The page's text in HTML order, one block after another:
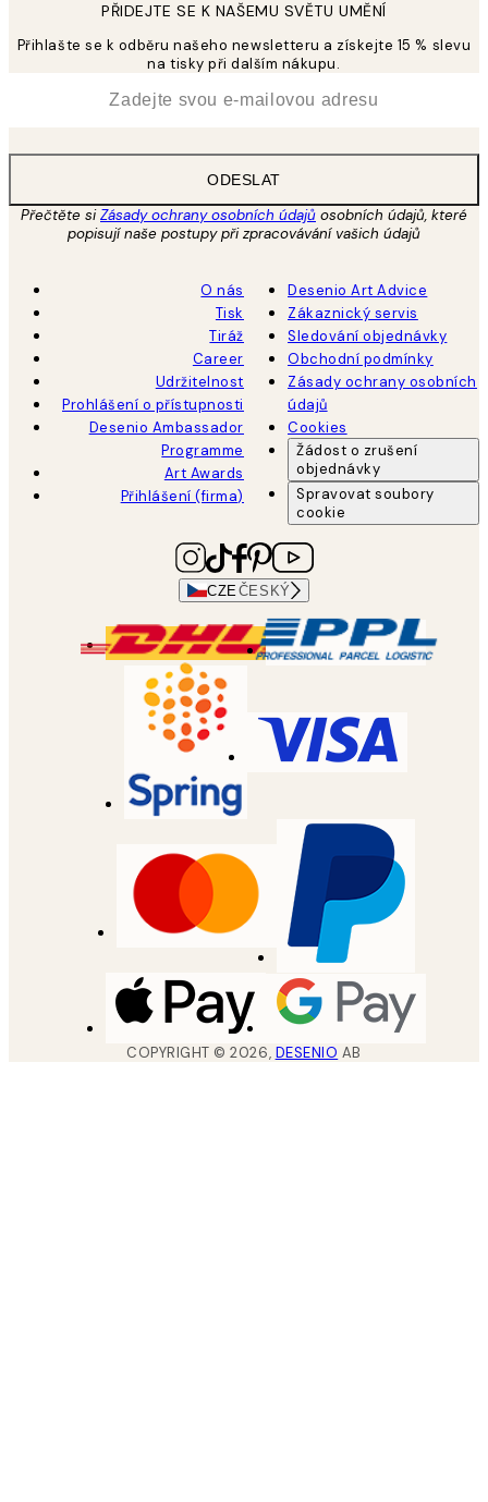
PŘIDEJTE SE K NAŠEMU SVĚTU UMĚNÍ
Přihlašte se k odběru našeho newsletteru a získejte 15 % slevu
na tisky při dalším nákupu.
ODESLAT
Přečtěte siZásady ochrany osobních údajů osobních údajů, které
popisují naše postupy při zpracovávání vašich údajů
O nás
Tisk
Tiráž
Career
Udržitelnost
Prohlášení o přístupnosti
Desenio Ambassador
Programme
Art Awards
Přihlášení (firma)
Desenio Art Advice
Zákaznický servis
Sledování objednávky
Obchodní podmínky
Zásady ochrany osobních
údajů
Cookies
Žádost o zrušení
objednávky
Spravovat soubory
cookie
CZE ČESKÝ
COPYRIGHT ©2026, DESENIO AB